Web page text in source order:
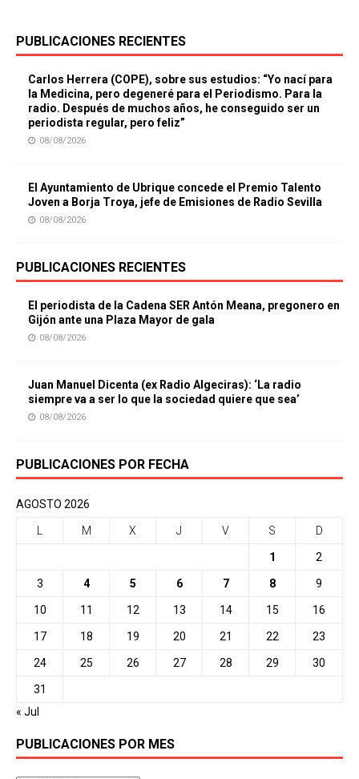
PUBLICACIONES RECIENTES
Carlos Herrera (COPE), sobre sus estudios: “Yo nací para
la Medicina, pero degeneré para el Periodismo. Para la
radio. Después de muchos años, he conseguido ser un
periodista regular, pero feliz”
08/08/2026
El Ayuntamiento de Ubrique concede el Premio Talento
Joven a Borja Troya, jefe de Emisiones de Radio Sevilla
08/08/2026
PUBLICACIONES RECIENTES
El periodista de la Cadena SER Antón Meana, pregonero en
Gijón ante una Plaza Mayor de gala
08/08/2026
Juan Manuel Dicenta (ex Radio Algeciras): ‘La radio
siempre va a ser lo que la sociedad quiere que sea’
08/08/2026
PUBLICACIONES POR FECHA
AGOSTO 2026
M X J V S D
1 2
3 4 5 6 7 8 9
10 11 12 13 14 15 16
17 18 19 20 21 22 23
24 25 26 27 28 29 30
31
« Jul
PUBLICACIONES POR MES